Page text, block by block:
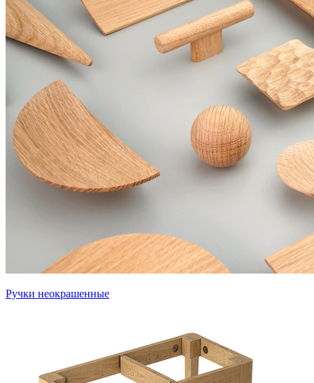
Ручки неокрашенные